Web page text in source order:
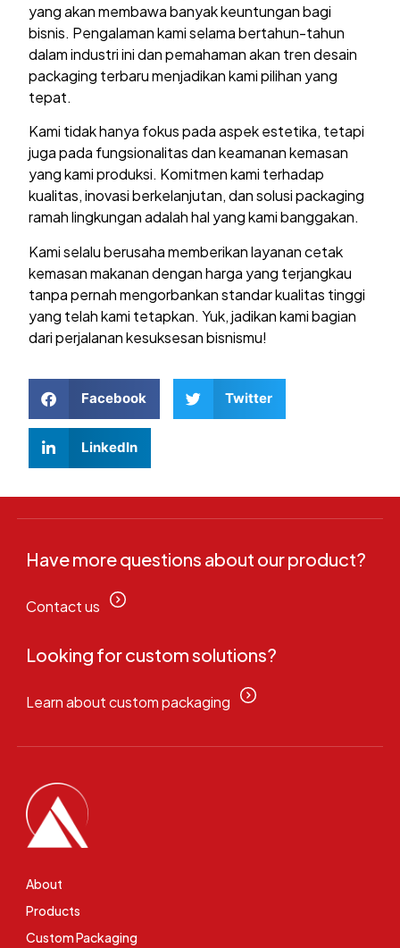
yang akan membawa banyak keuntungan bagi
bisnis. Pengalaman kami selama bertahun-tahun
dalam industri ini dan pemahaman akan tren desain
packaging terbaru menjadikan kami pilihan yang
tepat.
Kami tidak hanya fokus pada aspek estetika, tetapi
juga pada fungsionalitas dan keamanan kemasan
yang kami produksi. Komitmen kami terhadap
kualitas, inovasi berkelanjutan, dan solusi packaging
ramah lingkungan adalah hal yang kami banggakan.
Kami selalu berusaha memberikan layanan cetak
kemasan makanan dengan harga yang terjangkau
tanpa pernah mengorbankan standar kualitas tinggi
yang telah kami tetapkan. Yuk, jadikan kami bagian
dari perjalanan kesuksesan bisnismu!
Facebook Twitter
LinkedIn
Have more questions about our product?
Contact us
Looking for custom solutions?
Learn about custom packaging
About
Products
Custom Packaging